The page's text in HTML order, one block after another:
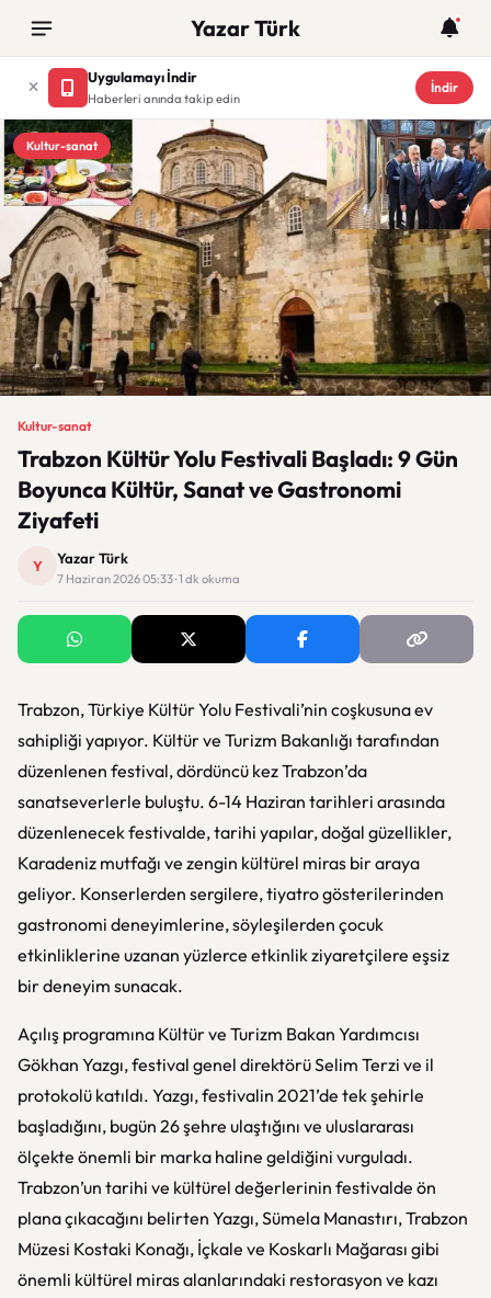
Yazar Türk
Uygulamayı İndir
Haberleri anında takip edin
İndir
Kultur-sanat
Kultur-sanat
Trabzon Kültür Yolu Festivali Başladı: 9 Gün
Boyunca Kültür, Sanat ve Gastronomi
Ziyafeti
Y Yazar Türk
7 Haziran 2026 05:33 · 1 dk okuma
Trabzon, Türkiye Kültür Yolu Festivali’nin coşkusuna ev
sahipliği yapıyor. Kültür ve Turizm Bakanlığı tarafından
düzenlenen festival, dördüncü kez Trabzon’da
sanatseverlerle buluştu. 6-14 Haziran tarihleri arasında
düzenlenecek festivalde, tarihi yapılar, doğal güzellikler,
Karadeniz mutfağı ve zengin kültürel miras bir araya
geliyor. Konserlerden sergilere, tiyatro gösterilerinden
gastronomi deneyimlerine, söyleşilerden çocuk
etkinliklerine uzanan yüzlerce etkinlik ziyaretçilere eşsiz
bir deneyim sunacak.
Açılış programına Kültür ve Turizm Bakan Yardımcısı
Gökhan Yazgı, festival genel direktörü Selim Terzi ve il
protokolü katıldı. Yazgı, festivalin 2021’de tek şehirle
başladığını, bugün 26 şehre ulaştığını ve uluslararası
ölçekte önemli bir marka haline geldiğini vurguladı.
Trabzon’un tarihi ve kültürel değerlerinin festivalde ön
plana çıkacağını belirten Yazgı, Sümela Manastırı, Trabzon
Müzesi Kostaki Konağı, İçkale ve Koskarlı Mağarası gibi
önemli kültürel miras alanlarındaki restorasyon ve kazı